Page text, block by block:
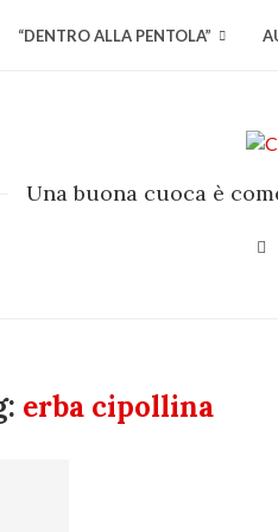
“DENTRO ALLA PENTOLA”
Una buona cuoca è
erba cipollina